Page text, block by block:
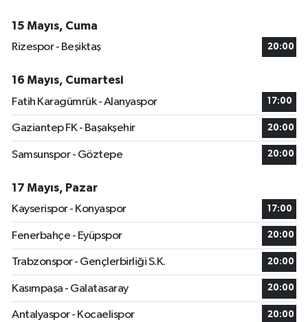
15 Mayıs, Cuma
Rizespor - Beşiktaş
20:00
16 Mayıs, Cumartesi
Fatih Karagümrük - Alanyaspor
17:00
Gaziantep FK - Başakşehir 20:00
Samsunspor - Göztepe 20:00
17 Mayıs, Pazar
Kayserispor - Konyaspor
17:00
Fenerbahçe - Eyüpspor 20:00
Trabzonspor - Gençlerbirliği S.K. 20:00
Kasımpaşa - Galatasaray 20:00
Antalyaspor - Kocaelispor 20:00